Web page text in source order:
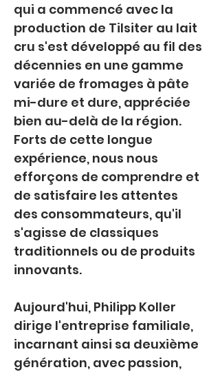
qui a commencé avec la
production de Tilsiter au lait
cru s'est développé au fil des
décennies en une gamme
variée de fromages à pâte
mi-dure et dure, appréciée
bien au-delà de la région.
Forts de cette longue
expérience, nous nous
efforçons de comprendre et
de satisfaire les attentes
des consommateurs, qu'il
s'agisse de classiques
traditionnels ou de produits
innovants.
Aujourd'hui, Philipp Koller
dirige l'entreprise familiale,
incarnant ainsi sa deuxième
génération, avec passion,